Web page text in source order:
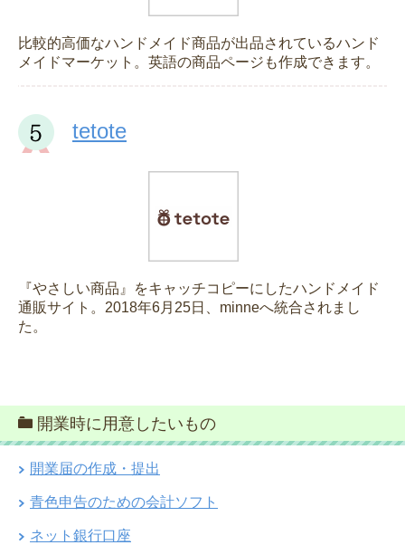
比較的高価なハンドメイド商品が出品されているハンド
メイドマーケット。英語の商品ページも作成できます。
tetote
『やさしい商品』をキャッチコピーにしたハンドメイド
通販サイト。2018年6月25日、minneへ統合されまし
た。
開業時に用意したいもの
開業届の作成・提出
青色申告のための会計ソフト
ネット銀行口座